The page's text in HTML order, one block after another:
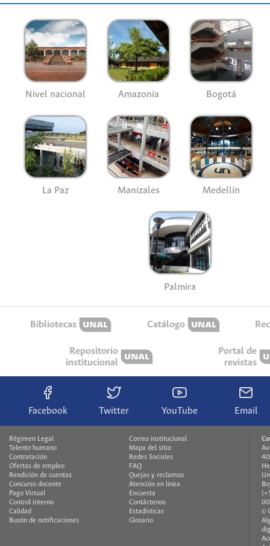
Nivel nacional Amazonía Bogotá
La Paz Manizales Medellín
Palmira
Bibliotecas Catálogo
Repositorio
institucional
Portal de
revistas
Facebook Twitter YouTube Email
Régimen Legal
Talento humano
Contratación
Ofertas de empleo
Rendición de cuentas
Concurso docente
Pago Virtual
Control interno
Calidad
Buzón de notificaciones
Correo institucional
Mapa del sitio
Redes Sociales
FAQ
Quejas y reclamos
Atención en línea
Encuesta
Contáctenos
Estadísticas
Glosario
©